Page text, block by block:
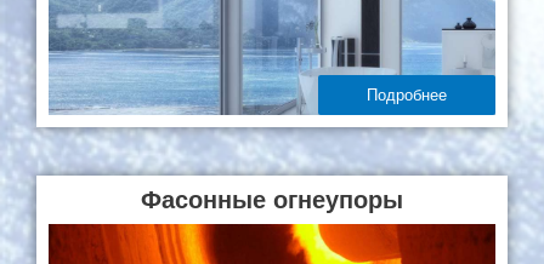
Подробнее
Фасонные огнеупоры